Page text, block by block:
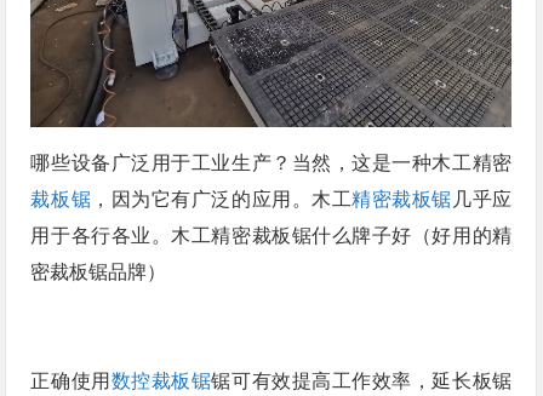
哪些设备广泛用于工业生产？当然，这是一种木工精密
裁板锯 ，因为它有广泛的应用。木工精密裁板锯 几乎应
用于各行各业。木工精密裁板锯什么牌子好（好用的精
密裁板锯品牌）
正确使用 数控裁板锯锯可有效提高工作效率，延长板锯